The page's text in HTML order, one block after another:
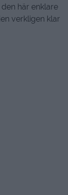
här enklare
verkligen klar